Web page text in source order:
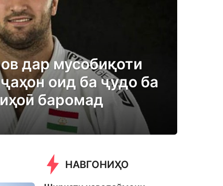
дар мусобиқоти
оид ба ҷудо ба
баромад
НАВГОНИҲО